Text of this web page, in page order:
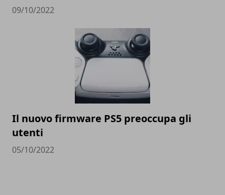
09/10/2022
Il nuovo firmware PS5 preoccupa gli
utenti
05/10/2022